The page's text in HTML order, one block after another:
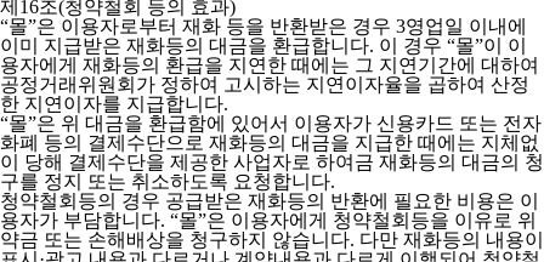
제16조(청약철회 등의 효과)
“몰”은 이용자로부터 재화 등을 반환받은 경우 3영업일 이내에
이미 지급받은 재화등의 대금을 환급합니다. 이 경우 “몰”이 이
용자에게 재화등의 환급을 지연한 때에는 그 지연기간에 대하여
공정거래위원회가 정하여 고시하는 지연이자율을 곱하여 산정
한 지연이자를 지급합니다.
“몰”은 위 대금을 환급함에 있어서 이용자가 신용카드 또는 전자
화폐 등의 결제수단으로 재화등의 대금을 지급한 때에는 지체없
이 당해 결제수단을 제공한 사업자로 하여금 재화등의 대금의 청
구를 정지 또는 취소하도록 요청합니다.
청약철회등의 경우 공급받은 재화등의 반환에 필요한 비용은 이
용자가 부담합니다. “몰”은 이용자에게 청약철회등을 이유로 위
약금 또는 손해배상을 청구하지 않습니다. 다만 재화등의 내용이